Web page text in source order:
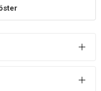
diş fırçalarının kullanımı